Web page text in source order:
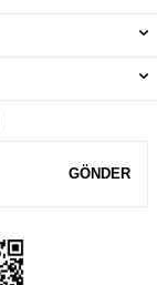
GÖNDER